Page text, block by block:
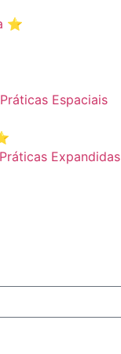
⭐️
Espaciais
Expandidas